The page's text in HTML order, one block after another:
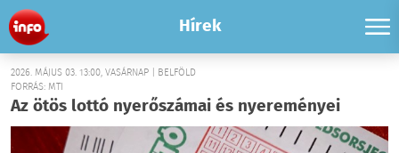
Hírek
2026. MÁJUS 03. 13:00, VASÁRNAP | BELFÖLD
FORRÁS: MTI
Az ötös lottó nyerőszámai és nyereményei